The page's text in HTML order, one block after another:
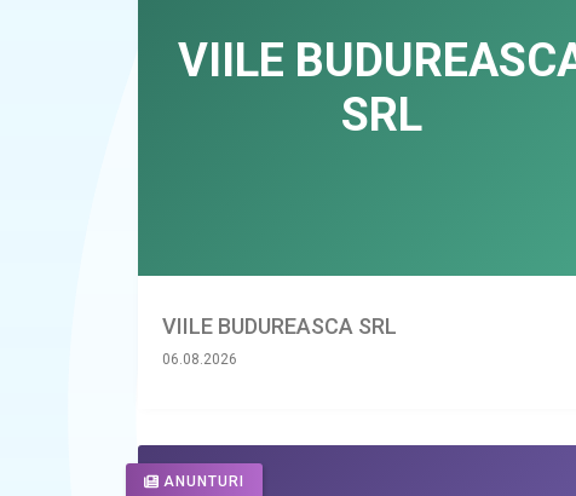
VIILE BUDUREASCA SRL
06.08.2026
ANUNTURI